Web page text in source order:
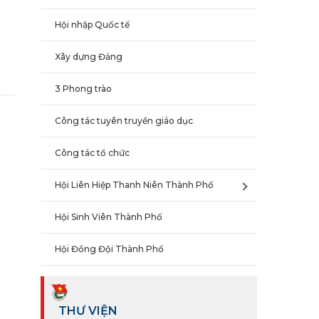
Hội nhập Quốc tế
Xây dựng Đảng
3 Phong trào
Công tác tuyên truyền giáo dục
Công tác tổ chức
Hội Liên Hiệp Thanh Niên Thành Phố
Hội Sinh Viên Thành Phố
Hội Đồng Đội Thành Phố
THƯ VIỆN